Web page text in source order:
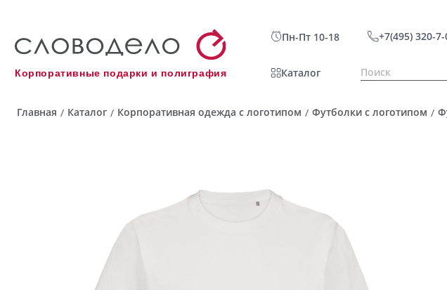
Корпоративные подарки и полиграфия
Пн-Пт 10-18 +7(495) 320-
Каталог
Главная / Каталог / Корпоративная одежда с логотипом / Футболки с логотипом /